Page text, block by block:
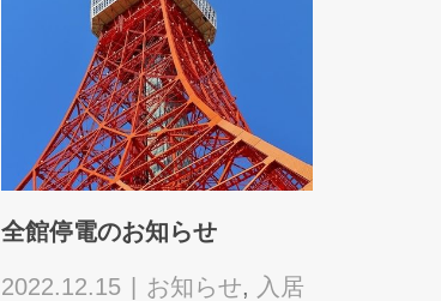
全館停電のお知らせ
2022.12.15 お知らせ, 入居